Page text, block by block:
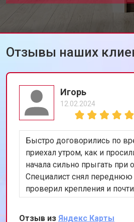
Отзывы наших
Игорь
12.02.2024
Быстро договорились по
приехал утром, как и
начала сильно прыгать при
Специалист снял переднюю
проверил крепления и
проблему в амортизаторах.
запустили тест на 1200
Отзыв из Яндекс Карты